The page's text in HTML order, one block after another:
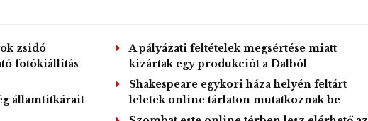
zsidó
fotókiállítás
államtitkárait
A pályázati feltételek megsértése miatt
kizártak egy produkciót a Dalból
Shakespeare egykori háza helyén feltárt
leletek online tárlaton mutatkoznak be